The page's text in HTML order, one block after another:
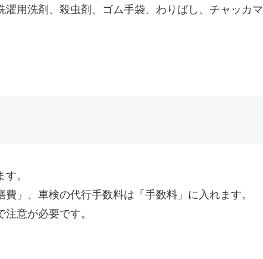
用洗剤、殺虫剤、ゴム手袋、わりばし、チャッカマ
。
」、車検の代行手数料は「手数料」に入れます。
意が必要です。